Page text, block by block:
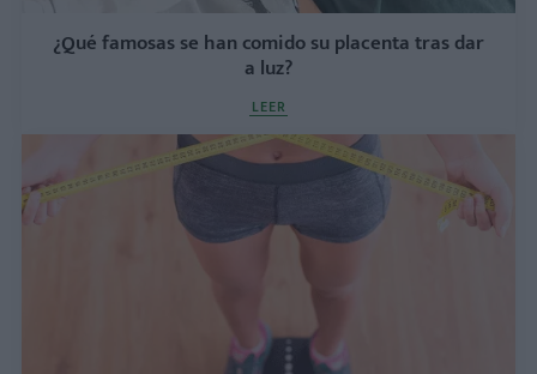
¿Qué famosas se han comido su placenta tras dar
a luz?
LEER